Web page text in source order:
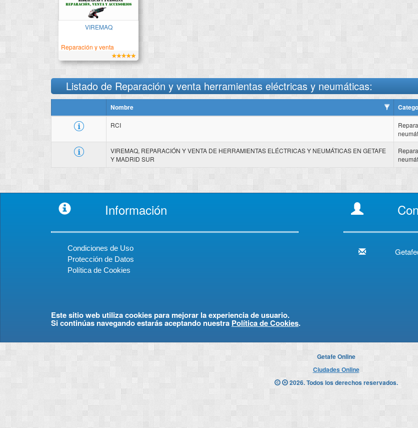
VIREMAQ
Reparación y venta
herramientas eléctricas y
neumáticas
Listado de Reparación y venta herramientas eléctricas y neumáticas:
Nombre
RCI
VIREMAQ, REPARACIÓN Y VENTA DE HERRAMIENTAS ELÉCTRICAS Y NEUMÁTICAS EN GETAFE
Y MADRID SUR
Información
Condiciones de Uso
Protección de Datos
Política de Cookies
Este sitio web utiliza cookies para mejorar la experiencia de usuario.
Si continúas navegando estarás aceptando nuestra Política de Cookies.
Getafe Online
Ciudades Online
2026. Todos los derechos reservados.